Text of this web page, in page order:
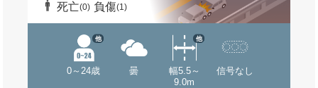
死亡(0) 負傷(1)
0～24歳
他
曇
幅5.5～
9.0m
他
信号なし